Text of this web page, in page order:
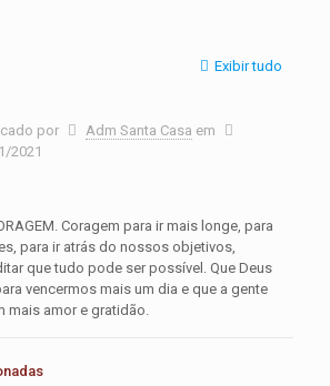
Exibir tudo
por Adm Santa Casa em
2021
Coragem para ir mais longe, para
para ir atrás do nossos objetivos,
que tudo pode ser possível. Que Deus
vencermos mais um dia e que a gente
mais amor e gratidão.